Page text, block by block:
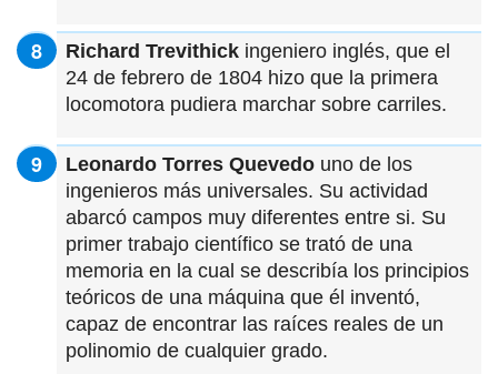
Richard Trevithick ingeniero inglés, que el
24 de febrero de 1804 hizo que la primera
locomotora pudiera marchar sobre carriles.
Leonardo Torres Quevedo uno de los
ingenieros más universales. Su actividad
abarcó campos muy diferentes entre si. Su
primer trabajo científico se trató de una
memoria en la cual se describía los principios
teóricos de una máquina que él inventó,
capaz de encontrar las raíces reales de un
polinomio de cualquier grado.